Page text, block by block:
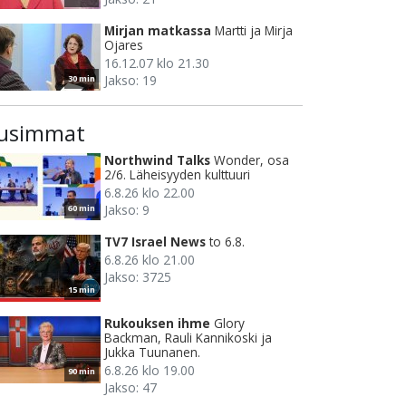
30 min
Mirjan matkassa Martti ja Mirja
Ojares
16.12.07 klo 21.30
Jakso: 19
60 min
Northwind Talks Wonder, osa
2/6. Läheisyyden kulttuuri
6.8.26 klo 22.00
Jakso: 9
15 min
TV7 Israel News to 6.8.
6.8.26 klo 21.00
Jakso: 3725
90 min
Rukouksen ihme Glory
Backman, Rauli Kannikoski ja
Jukka Tuunanen.
6.8.26 klo 19.00
Jakso: 47